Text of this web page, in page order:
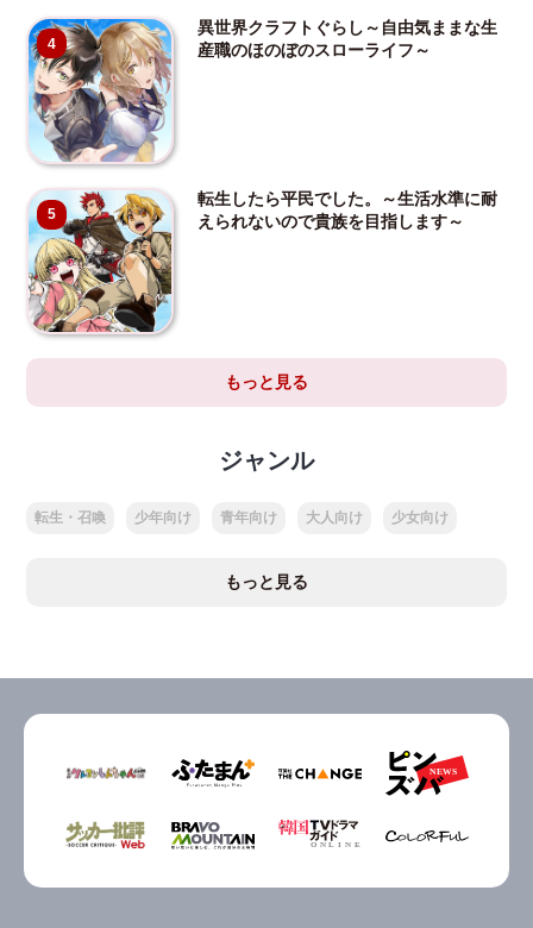
4
異世界クラフトぐらし～自由気ままな生
産職のほのぼのスローライフ～
5
転生したら平民でした。～生活水準に耐
えられないので貴族を目指します～
もっと見る
ジャンル
転生・召喚 少年向け 青年向け 大人向け 少女向け
もっと見る